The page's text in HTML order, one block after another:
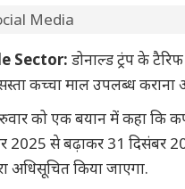
Media
Sector: डोनाल्ड ट्रंप के
कच्चा माल उपलब्ध
को एक बयान में कहा
2025 से बढ़ाकर 31 दिसंबर
अधिसूचित किया जाएगा.